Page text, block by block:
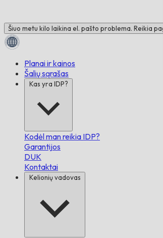
Šiuo metu kilo laikina el. pašto problema. Reikia
Planai ir kainos
Šalių sąrašas
Kas yra IDP?
Kodėl man reikia IDP?
Garantijos
DUK
Kontaktai
Kelionių vadovas